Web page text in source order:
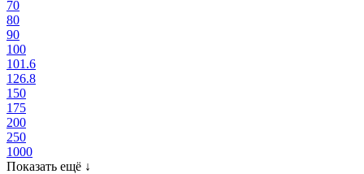
70
80
90
100
101.6
126.8
150
175
200
250
1000
Показать ещё ↓